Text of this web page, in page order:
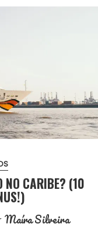
NO CARIBE? (10
Maíra Silveira